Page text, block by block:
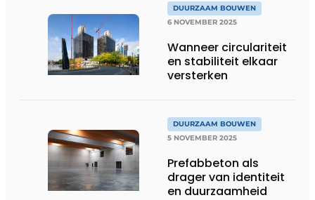
DUURZAAM BOUWEN
6 NOVEMBER 2025
Wanneer circulariteit
en stabiliteit elkaar
versterken
DUURZAAM BOUWEN
5 NOVEMBER 2025
Prefabbeton als
drager van identiteit
en duurzaamheid